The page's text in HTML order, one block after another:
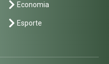
Economia
Esporte